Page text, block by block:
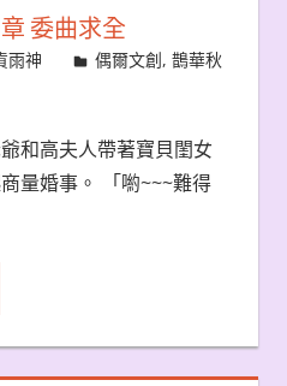
委曲求全
雨神 偶爾文創,鵲華秋
和高夫人帶著寶貝閨女
量婚事。 「喲~~~難得